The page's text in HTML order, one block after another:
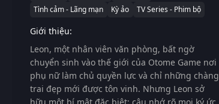
Tình cảm - Lãng mạn
Kỳ ảo TV Series - Phim bộ
Giới thiệu:
Leon, một nhân viên văn phòng, bất ngờ
chuyển sinh vào thế giới của Otome Game nơi
phụ nữ làm chủ quyền lực và chỉ những chàng
trai đẹp mới được tôn vinh. Nhưng Leon sở
hữu một bí mật đặc biệt: cậu nhớ rõ mọi ký ức